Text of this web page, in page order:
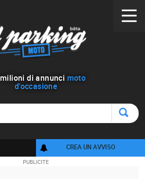
milioni di annunci moto
d'occasione
CREA UN AVVISO